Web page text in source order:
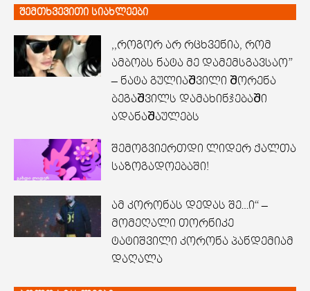
შემთხვევითი სიახლეები
,,როგორ არ რცხვენია, რომ
ამბობს ნატა მე დამემსგავსაო”
– ნატა გულიაᲨვილი Შორენა
ბეგაᲨვილს დამახინჯებაᲨი
ადანაᲨაულებს
შემოგვიერთდი ლიდერ ქალთა
საზოგადოებაში!
ამ კორონას დედას შე…ი“ –
მომეღალი თორნიკე
ტატიშვილი კორონა პანდემიამ
დაღალა